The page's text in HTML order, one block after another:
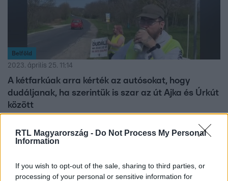
RTL Magyarország - Do Not Process My Personal
Information
If you wish to opt-out of the sale, sharing to third parties, or
processing of your personal or sensitive information for
Belföld
2023. április 25. 11:14
A kétfarkúak arra kérték az autósokat, hogy
dudáljanak, ha szerintük is szar az út Ajka és Úrkút
között
döntéshozókon a sor, írják.